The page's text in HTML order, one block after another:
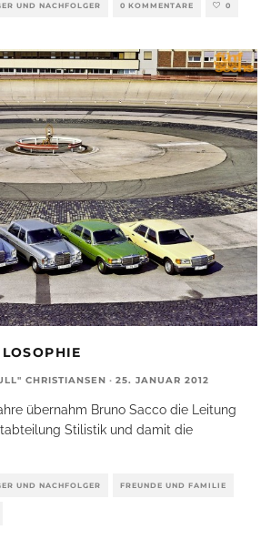
UND NACHFOLGER 0 KOMMENTARE 0
CHRISTIANSEN · 25. JANUAR 2012
übernahm Bruno Sacco die Leitung
Stilistik und damit die
UND NACHFOLGER FREUNDE UND FAMILIE